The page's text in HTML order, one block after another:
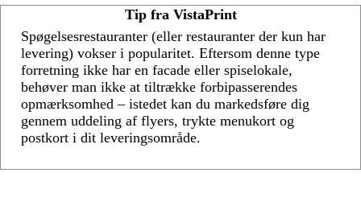
Tip fra VistaPrint
Spøgelsesrestauranter (eller restauranter der kun har
levering) vokser i popularitet. Eftersom denne type
forretning ikke har en facade eller spiselokale,
behøver man ikke at tiltrække forbipasserendes
opmærksomhed – istedet kan du markedsføre dig
gennem uddeling af flyers, trykte menukort og
postkort i dit leveringsområde.